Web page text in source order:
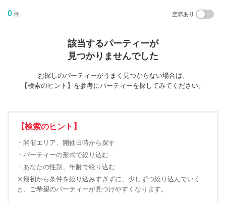
0 件 空席あり
該当するパーティーが
見つかりませんでした
お探しのパーティーがうまく見つからない場合は、
【検索のヒント】を参考にパーティーを探してみてください。
【検索のヒント】
・開催エリア、開催日時から探す
・パーティーの形式で絞り込む
・あなたの性別、年齢で絞り込む
※最初から条件を絞り込みすぎずに、少しずつ絞り込んでいく
と、ご希望のパーティーが見つけやすくなります。